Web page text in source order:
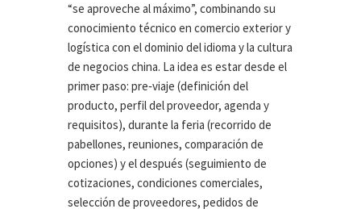
“se aproveche al máximo”, combinando su
conocimiento técnico en comercio exterior y
logística con el dominio del idioma y la cultura
de negocios china. La idea es estar desde el
primer paso: pre‑viaje (definición del
producto, perfil del proveedor, agenda y
requisitos), durante la feria (recorrido de
pabellones, reuniones, comparación de
opciones) y el después (seguimiento de
cotizaciones, condiciones comerciales,
selección de proveedores, pedidos de